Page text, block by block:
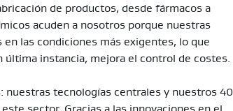
de productos, desde fármacos a
acuden a nosotros porque nuestras
las condiciones más exigentes, lo que
instancia, mejora el control de costes.
nuestras tecnologías centrales y nuestros 40
sector. Gracias a las innovaciones en el